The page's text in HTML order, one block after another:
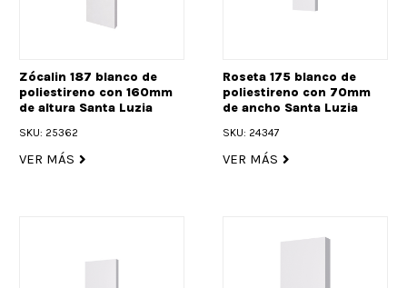
Zócalin 187 blanco de
poliestireno con 160mm
de altura Santa Luzia
SKU: 25362
VER MÁS
Roseta 175 blanco de
poliestireno con 70mm
de ancho Santa Luzia
SKU: 24347
VER MÁS